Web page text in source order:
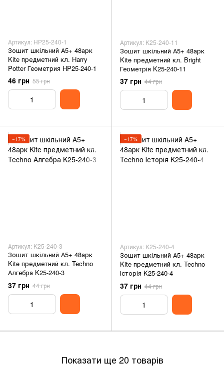
Артикул: HP25-240-1
Зошит шкільний А5+ 48арк
Kite предметний кл. Harry
Potter Геометрия HP25-240-1
46 грн 55 грн
Артикул: K25-240-11
Зошит шкільний А5+ 48арк
Kite предметний кл. Bright
Геометрія K25-240-11
37 грн 44 грн
−17%
Артикул: K25-240-3
Зошит шкільний А5+ 48арк
Kite предметний кл. Techno
Алгебра K25-240-3
37 грн 44 грн
−17%
Артикул: K25-240-4
Зошит шкільний А5+ 48арк
Kite предметний кл. Techno
Історія K25-240-4
37 грн 44 грн
Показати ще 20 товарів